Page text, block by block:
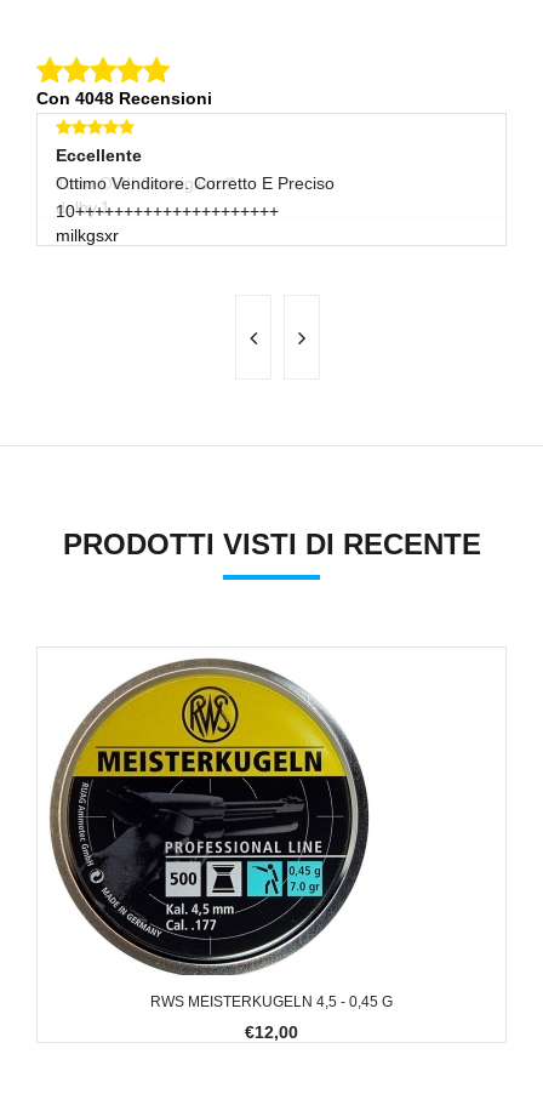
Con 4048 Recensioni
Eccellente
Ottimo Venditore. Corretto E Preciso
10+++++++++++++++++++++
milkgsxr
PRODOTTI VISTI DI RECENTE
RWS MEISTERKUGELN 4,5 - 0,45 G
€12,00